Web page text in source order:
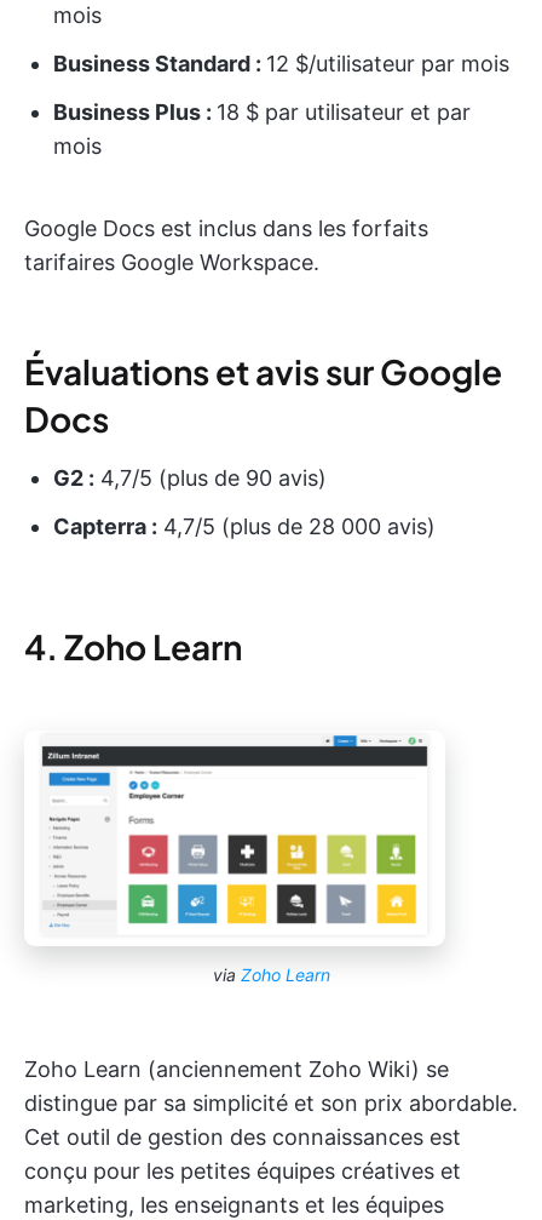
mois
Business Standard : 12 $/utilisateur par mois
Business Plus : 18 $ par utilisateur et par
mois
Google Docs est inclus dans les forfaits
tarifaires Google Workspace.
Évaluations et avis sur Google
Docs
G2 : 4,7/5 (plus de 90 avis)
Capterra : 4,7/5 (plus de 28 000 avis)
4. Zoho Learn
via Zoho Learn
Zoho Learn (anciennement Zoho Wiki) se
distingue par sa simplicité et son prix abordable.
Cet outil de gestion des connaissances est
conçu pour les petites équipes créatives et
marketing, les enseignants et les équipes